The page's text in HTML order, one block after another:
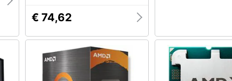
€ 74,62